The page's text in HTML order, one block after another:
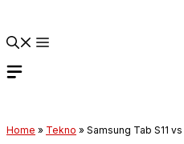
Home » Tekno » Samsung Tab S11